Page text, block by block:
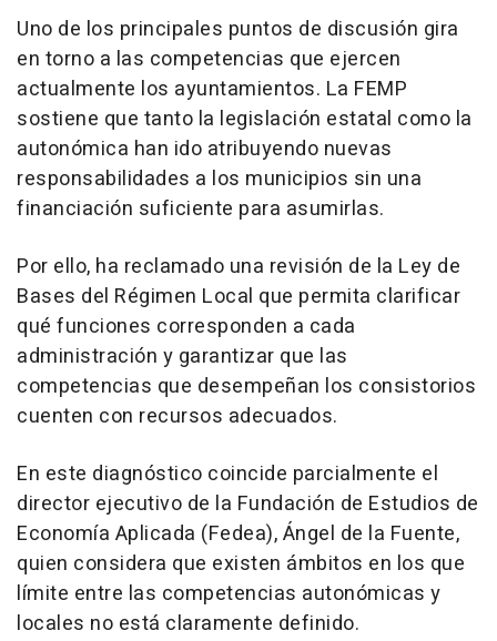
Uno de los principales puntos de discusión gira
en torno a las competencias que ejercen
actualmente los ayuntamientos. La FEMP
sostiene que tanto la legislación estatal como la
autonómica han ido atribuyendo nuevas
responsabilidades a los municipios sin una
financiación suficiente para asumirlas.
Por ello, ha reclamado una revisión de la Ley de
Bases del Régimen Local que permita clarificar
qué funciones corresponden a cada
administración y garantizar que las
competencias que desempeñan los consistorios
cuenten con recursos adecuados.
En este diagnóstico coincide parcialmente el
director ejecutivo de la Fundación de Estudios de
Economía Aplicada (Fedea), Ángel de la Fuente,
quien considera que existen ámbitos en los que
límite entre las competencias autonómicas y
locales no está claramente definido.